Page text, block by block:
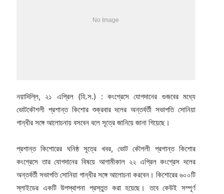
নয়াদিল্লি, ২১ এপ্রিল (হি.স.) : কংগ্রেসে যোগদানের গুজবের মধ্যে
ভোটকৌশলী প্রশান্ত কিশোর শুক্রবার দলের অন্তর্বর্তী সভাপতি সোনিয়া
গান্ধীর সঙ্গে আলোচনায় বসবেন বলে সূত্রে জানিয়ে জানা গিয়েছে।
প্রশান্ত কিশোরের ঘনিষ্ঠ সূত্রে খবর, ভোট কৌশলী প্রশান্ত কিশোর
কংগ্রেসে তার যোগদানের বিষয়ে আগামীকাল ২২ এপ্রিল কংগ্রেস দলের
অন্তর্বর্তী সভাপতি সোনিয়া গান্ধীর সঙ্গে আলোচনা করবেন। কিশোরের ৬০০টি
স্লাইডের একটি উপস্থাপনা প্রস্তুত করা হয়েছে। তবে কেউই সম্পূর্ণ